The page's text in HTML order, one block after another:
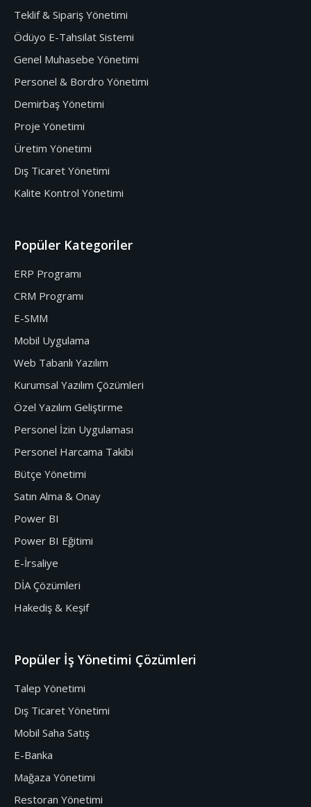
Teklif & Sipariş Yönetimi
Ödüyo E-Tahsilat Sistemi
Genel Muhasebe Yönetimi
Personel & Bordro Yönetimi
Demirbaş Yönetimi
Proje Yönetimi
Üretim Yönetimi
Dış Ticaret Yönetimi
Kalite Kontrol Yönetimi
Popüler Kategoriler
ERP Programı
CRM Programı
E-SMM
Mobil Uygulama
Web Tabanlı Yazılım
Kurumsal Yazılım Çözümleri
Özel Yazılım Geliştirme
Personel İzin Uygulaması
Personel Harcama Takibi
Bütçe Yönetimi
Satın Alma & Onay
Power BI
Power BI Eğitimi
E-İrsaliye
DİA Çözümleri
Hakediş & Keşif
Popüler İş Yönetimi Çözümleri
Talep Yönetimi
Dış Ticaret Yönetimi
Mobil Saha Satış
E-Banka
Mağaza Yönetimi
Restoran Yönetimi